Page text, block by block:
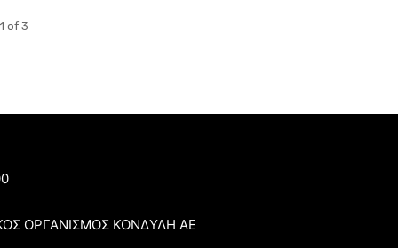
of 3
ΟΡΓΑΝΙΣΜΟΣ ΚΟΝΔΥΛΗ ΑΕ